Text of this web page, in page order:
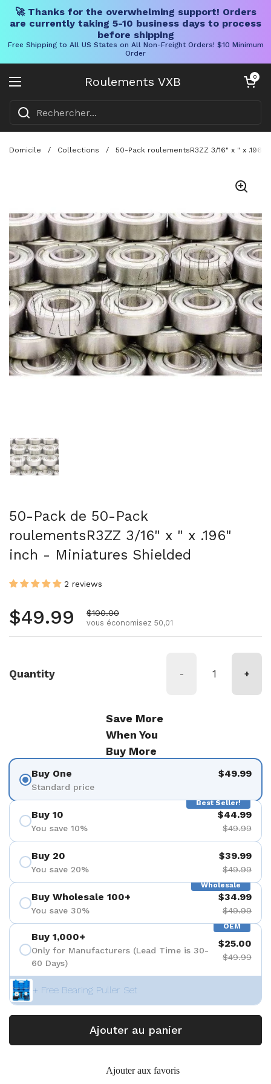
🚀 Thanks for the overwhelming support! Orders
are currently taking 5-10 business days to process
before shipping
Free Shipping to All US States on All Non-Freight Orders! $10 Minimum
Order
Roulements VXB
Ouvrir le menu
Chariot
0
Domicile / Collections / 50-Pack roulementsR3ZZ 3/16" x " x .196"
50-Pack de 50-Pack
roulementsR3ZZ 3/16" x " x .196"
inch - Miniatures Shielded
2 reviews
Prix régulier
$49.99 Prix de vente
$100.00
vous économisez 50,01
Quantity - +
Save More
When You
Buy More
Buy One
Standard price
$49.99
Best Seller!
Buy 10
You save 10%
$44.99
$49.99
Buy 20
You save 20%
$39.99
$49.99
Wholesale
Buy Wholesale 100+
You save 30%
$34.99
$49.99
OEM
Buy 1,000+
Only for Manufacturers (Lead Time is 30-
60 Days)
$25.00
$49.99
+ Free Bearing Puller Set
Ajouter au panier
Ajouter aux favoris